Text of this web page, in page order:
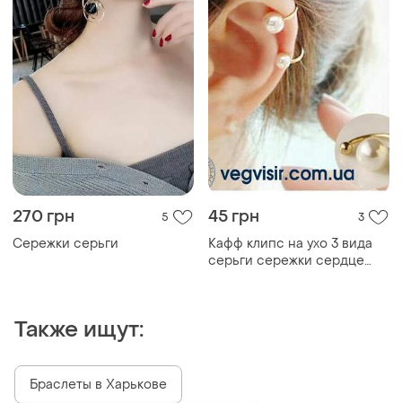
270 грн 5
Сережки серьги
45 грн 3
Кафф клипс на ухо 3 вида
серьги сережки сердце
Также ищут:
Браслеты в Харькове